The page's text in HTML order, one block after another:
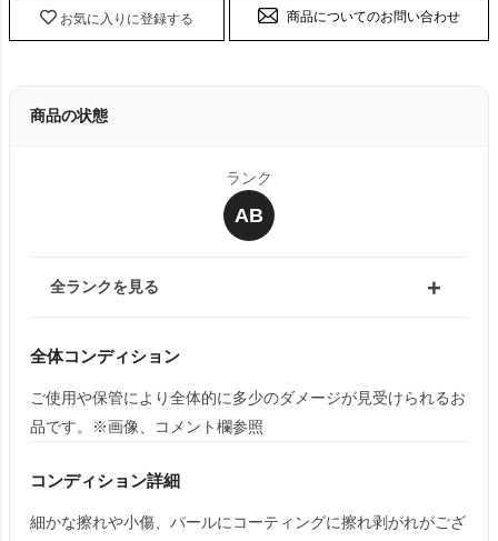
お気に入りに登録する 商品についてのお問い合わせ
商品の状態
ランク
AB
全ランクを見る
全体コンディション
ご使用や保管により全体的に多少のダメージが見受けられるお
品です。※画像、コメント欄参照
コンディション詳細
細かな擦れや小傷、パールにコーティングに擦れ剥がれがござ